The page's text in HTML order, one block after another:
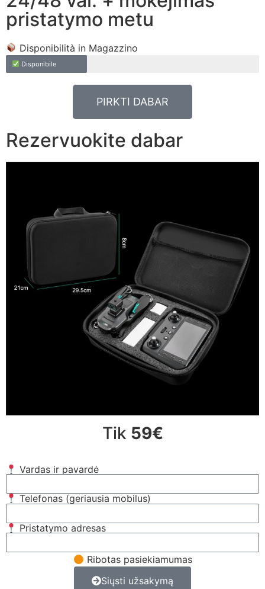
pristatymo metu
Disponibilità in Magazzino
Disponibile
PIRKTI DABAR
Rezervuokite dabar
Tik 59€
Vardas ir pavardė
Telefonas (geriausia mobilus)
Pristatymo adresas
Ribotas pasiekiamumas
Siųsti užsakymą